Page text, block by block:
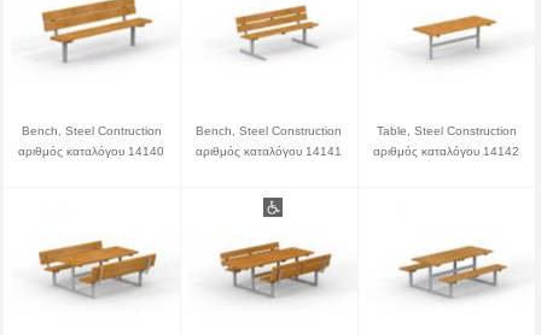
Bench, Steel Contruction
αριθμός καταλόγου 14140
Bench, Steel Construction
αριθμός καταλόγου 14141
Table, Steel Construction
αριθμός καταλόγου 14142